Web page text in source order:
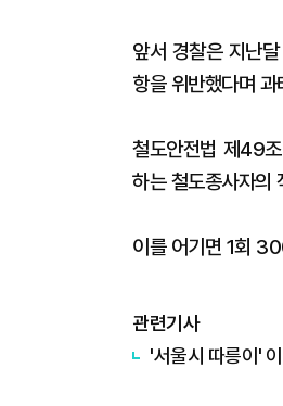
앞서 경찰은 지난
항을 위반했다며
철도안전법 제49
하는 철도종사자의
이를 어기면 1회
관련기사
'서울시 따릉이'